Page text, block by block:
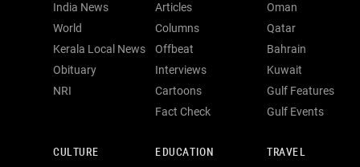
India News
World
Kerala Local News
Obituary
NRI
Articles
Columns
Offbeat
Interviews
Cartoons
Fact Check
Oman
Qatar
Bahrain
Kuwait
Gulf Features
Gulf Events
CULTURE EDUCATION TRAVEL